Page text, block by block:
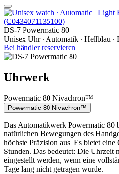
DS-7 Powermatic 80
Unisex Uhr ∙ Automatik ∙ Hellblau ∙
Bei händler reservieren
Uhrwerk
Powermatic 80 Nivachron™
Powermatic 80 Nivachron™
Das Automatikwerk Powermatic 80
natürlichen Bewegungen des
höchste Präzision aus. Es bietet
Stunden. Das bedeutet: Die Uhrzeit
eingestellt werden, wenn eine
Tage lang nicht getragen wurde.